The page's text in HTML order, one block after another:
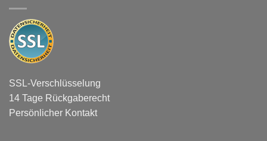
SSL-Verschlüsselung
14 Tage Rückgaberecht
Persönlicher Kontakt